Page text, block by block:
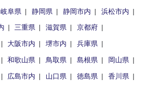
岐阜県 静岡県 静岡市内
浜松市内
三重県 滋賀県
京都府
大阪市内 堺市内
兵庫県
和歌山県 鳥取県 島根県
岡山県
広島市内 山口県 徳島県
香川県